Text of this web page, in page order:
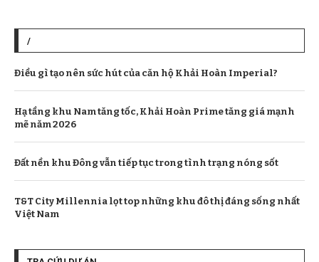
/
Điều gì tạo nên sức hút của căn hộ Khải Hoàn Imperial?
Hạ tầng khu Nam tăng tốc, Khải Hoàn Prime tăng giá mạnh
mẽ năm 2026
Đất nền khu Đông vẫn tiếp tục trong tình trạng nóng sốt
T&T City Millennia lọt top những khu đô thị đáng sống nhất
Việt Nam